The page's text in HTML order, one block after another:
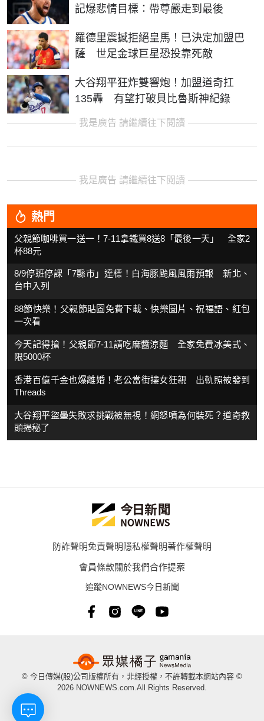
記爆悲情目標：帶尊嚴走到最後
羅德里震撼拒絕皇馬！已決定加盟巴
薩 世足金球巨星恐投靠死敵
大谷翔平狂炸雙響炮！加盟道奇扛
135轟 有望打破貝比魯斯神紀錄
我是廣告 請繼續往下閱讀
我是廣告 請繼續往下閱讀
熱門
父親節咖啡買一送一！7-11拿鐵買8送8「最後一天」 全家2
杯88元
8/9停班停課「7縣市」達標！白海豚颱風風雨預報 新北、
台中入列
88節快樂！父親節貼圖免費下載、快樂圖片、祝福語、紅包
一次看
今天記得搶！父親節7-11請吃麻醬涼麵 全家免費冰美式、
限5000杯
香港百億千金也爆離婚！老公當街摟女狂親 出軌照被發到
Threads
大谷翔平盜壘失敗求挑戰被無視！網怒噴為何裝死？道奇教
頭揭秘了
防詐聲明免責聲明隱私權聲明著作權聲明
會員條款關於我們合作提案
追蹤NOWNEWS今日新聞
© 今日傳媒(股)公司版權所有，非經授權，不許轉載本網站內容 ©
2026 NOWNEWS.com.All Rights Reserved.